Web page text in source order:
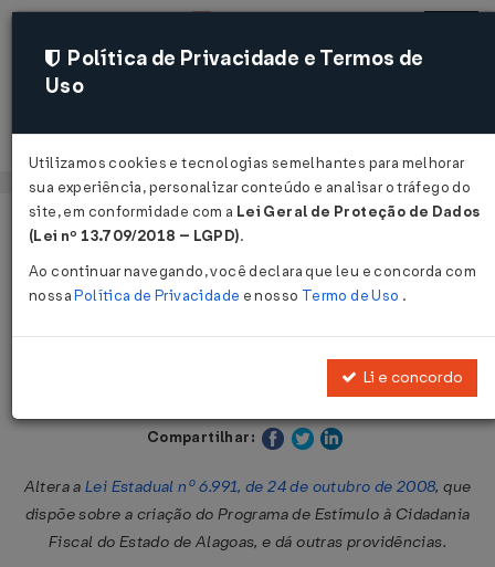
Acessar
Página Inicial Legislações
Lei Nº 7793 DE 22/01/2016
Publicado no DOE - AL em 25 jan 2016
Compartilhar:
Altera aLei Estadual nº 6.991, de 24 de outubro de 2008, que
dispõe sobre a criação do Programa de Estímulo à Cidadania
Fiscal do Estado de Alagoas, e dá outras providências.
Política de Privacidade e Termos de
Uso
Utilizamos cookies e tecnologias semelhantes para melhorar
sua experiência, personalizar conteúdo e analisar o tráfego do
site, em conformidade com a Lei Geral de Proteção de Dados
(Lei nº 13.709/2018 – LGPD).
Ao continuar navegando, você declara que leu e concorda com
nossaPolítica de Privacidade e nosso Termo de Uso .
Li e concordo